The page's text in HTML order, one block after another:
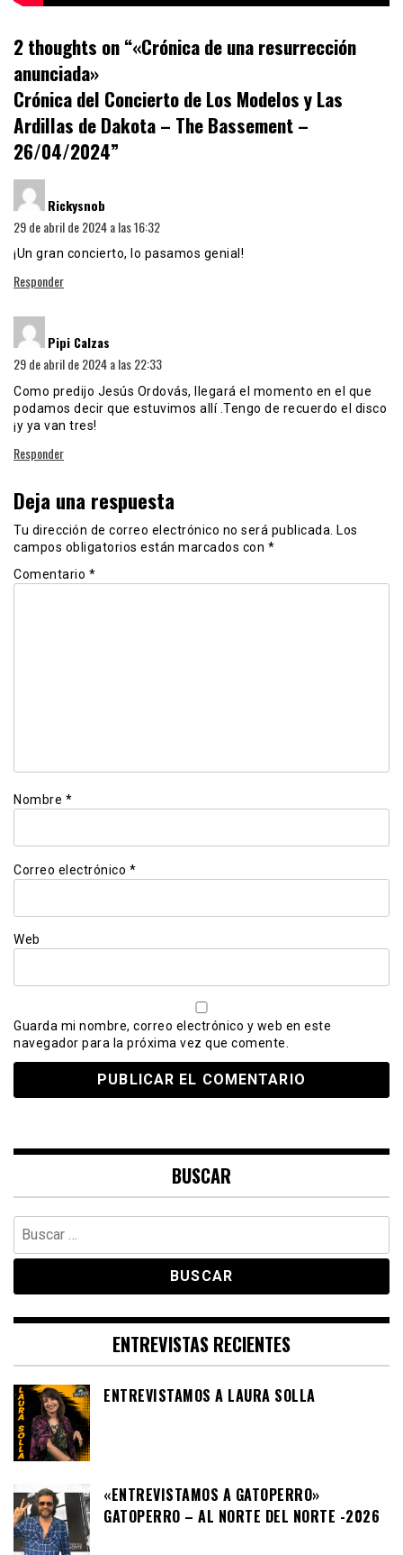
2 thoughts on “«Crónica de una resurrección
anunciada»
Crónica del Concierto de Los Modelos y Las
Ardillas de Dakota – The Bassement –
26/04/2024”
Rickysnob
29 de abril de 2024 a las 16:32
¡Un gran concierto, lo pasamos genial!
Responder
Pipi Calzas
29 de abril de 2024 a las 22:33
Como predijo Jesús Ordovás, llegará el momento en el que
podamos decir que estuvimos allí .Tengo de recuerdo el disco
¡y ya van tres!
Responder
Deja una respuesta
Tu dirección de correo electrónico no será publicada.
Los
campos obligatorios están marcados con *
Comentario *
Nombre *
Correo electrónico *
Web
Guarda mi nombre, correo electrónico y web en este
navegador para la próxima vez que comente.
BUSCAR
Buscar:
ENTREVISTAS RECIENTES
ENTREVISTAMOS A LAURA SOLLA
«ENTREVISTAMOS A GATOPERRO»
GATOPERRO – AL NORTE DEL NORTE -2026